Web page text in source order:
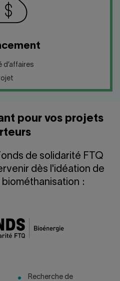
pour vos projets
de solidarité FTQ
dès l'idéation de
:
Recherche de